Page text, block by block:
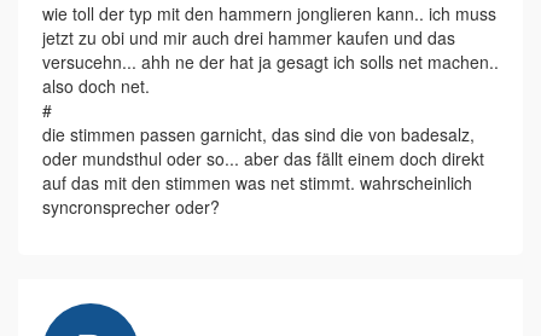
wie toll der typ mit den hammern jonglieren kann.. ich muss
jetzt zu obi und mir auch drei hammer kaufen und das
versucehn... ahh ne der hat ja gesagt ich solls net machen..
also doch net.
#
die stimmen passen garnicht, das sind die von badesalz,
oder mundsthul oder so... aber das fällt einem doch direkt
auf das mit den stimmen was net stimmt. wahrscheinlich
syncronsprecher oder?